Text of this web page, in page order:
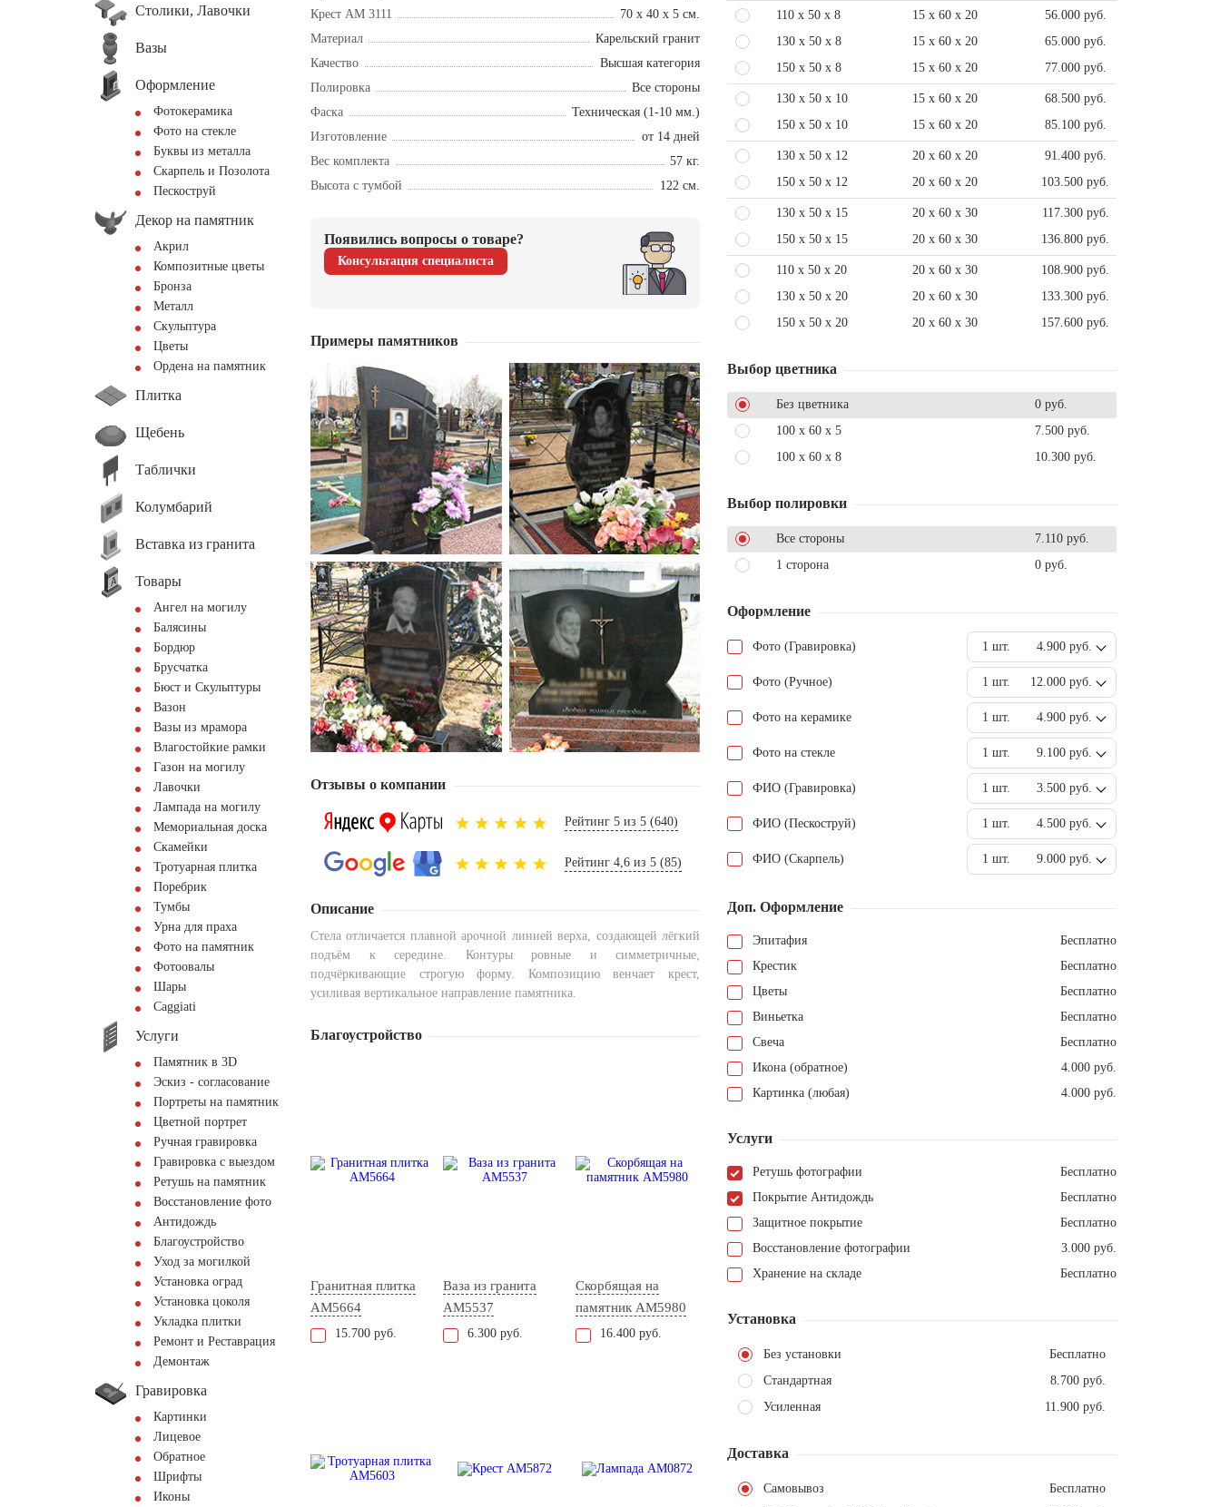
Столики, Лавочки
Вазы
Оформление
Фотокерамика
Фото на стекле
Буквы из металла
Скарпель и Позолота
Пескоструй
Декор на памятник
Акрил
Композитные цветы
Бронза
Металл
Скульптура
Цветы
Ордена на памятник
Плитка
Щебень
Таблички
Колумбарий
Вставка из гранита
Товары
Ангел на могилу
Балясины
Бордюр
Брусчатка
Бюст и Скульптуры
Вазон
Вазы из мрамора
Влагостойкие рамки
Газон на могилу
Лавочки
Лампада на могилу
Мемориальная доска
Скамейки
Тротуарная плитка
Поребрик
Тумбы
Урна для праха
Фото на памятник
Фотоовалы
Шары
Сaggiati
Услуги
Памятник в 3D
Эскиз - согласование
Портреты на памятник
Цветной портрет
Ручная гравировка
Гравировка с выездом
Ретушь на памятник
Восстановление фото
Антидождь
Благоустройство
Уход за могилкой
Установка оград
Установка цоколя
Укладка плитки
Ремонт и Реставрация
Демонтаж
Гравировка
Картинки
Лицевое
Обратное
Шрифты
Иконы
Крест AM 3111
70 x 40 x 5 см.
Материал
Карельский гранит
Качество
Высшая категория
Полировка
Все стороны
Фаска
Техническая (1-10 мм.)
Изготовление
от 14 дней
Вес комплекта
57 кг.
Высота с тумбой
122 см.
Появились вопросы о товаре?
Консультация специалиста
Примеры памятников
Отзывы о компании
Рейтинг 5 из 5 (640)
Рейтинг 4,6 из 5 (85)
Описание
Стела отличается плавной арочной линией верха, создающей лёгкий
подъём к середине. Контуры ровные и симметричные,
подчёркивающие строгую форму. Композицию венчает крест,
усиливая вертикальное направление памятника.
Благоустройство
Гранитная плитка
AM5664
15.700 руб.
Ваза из гранита
AM5537
6.300 руб.
Скорбящая на
памятник AM5980
16.400 руб.
110 x 50 x 8 15 x 60 x 20
56.000 руб.
130 x 50 x 8
15 x 60 x 20
65.000 руб.
150 x 50 x 8
15 x 60 x 20 77.000 руб.
130 x 50 x 10 15 x 60 x 20
68.500 руб.
150 x 50 x 10
15 x 60 x 20 85.100 руб.
130 x 50 x 12 20 x 60 x 20
91.400 руб.
150 x 50 x 12
20 x 60 x 20 103.500 руб.
130 x 50 x 15 20 x 60 x 30
117.300 руб.
150 x 50 x 15
20 x 60 x 30 136.800 руб.
110 x 50 x 20 20 x 60 x 30
108.900 руб.
130 x 50 x 20
20 x 60 x 30
133.300 руб.
150 x 50 x 20
20 x 60 x 30 157.600 руб.
Выбор цветника
Без цветника
0 руб.
100 x 60 x 5
7.500 руб.
100 x 60 x 8
10.300 руб.
Выбор полировки
Все стороны
7.110 руб.
1 сторона
0 руб.
Оформление
Фото (Гравировка) 1 шт. 4.900 руб.
Фото (Ручное) 1 шт. 12.000 руб.
Фото на керамике 1 шт. 4.900 руб.
Фото на стекле 1 шт. 9.100 руб.
ФИО (Гравировка) 1 шт. 3.500 руб.
ФИО (Пескоструй) 1 шт. 4.500 руб.
ФИО (Скарпель) 1 шт. 9.000 руб.
Доп. Оформление
Эпитафия
Бесплатно
Крестик
Бесплатно
Цветы
Бесплатно
Виньетка
Бесплатно
Свеча
Бесплатно
Икона (обратное)
4.000 руб.
Картинка (любая)
4.000 руб.
Услуги
Ретушь фотографии
Бесплатно
Покрытие Антидождь
Бесплатно
Защитное покрытие
Бесплатно
Восстановление фотографии
3.000 руб.
Хранение на складе
Бесплатно
Установка
Без установки
Бесплатно
Стандартная
8.700 руб.
Усиленная
11.900 руб.
Доставка
Самовывоз
Бесплатно